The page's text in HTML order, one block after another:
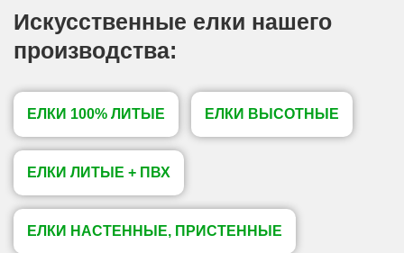
Искусственные елки нашего
производства:
ЕЛКИ 100% ЛИТЫЕ ЕЛКИ ВЫСОТНЫЕ
ЕЛКИ ЛИТЫЕ + ПВХ
ЕЛКИ НАСТЕННЫЕ, ПРИСТЕННЫЕ